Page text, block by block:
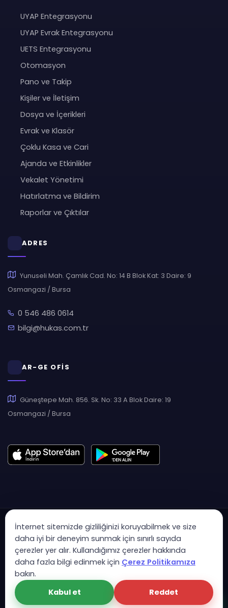
UYAP Entegrasyonu
UYAP Evrak Entegrasyonu
UETS Entegrasyonu
Otomasyon
Pano ve Takip
Kişiler ve İletişim
Dosya ve İçerikleri
Evrak ve Klasör
Çoklu Kasa ve Cari
Ajanda ve Etkinlikler
Vekalet Yönetimi
Hatırlatma ve Bildirim
Raporlar ve Çıktılar
ADRES
Yunuseli Mah. Çamlık Cad. No: 14 B Blok Kat: 3 Daire: 9
Osmangazi / Bursa
0 546 486 0614
bilgi@hukas.com.tr
AR-GE OFİS
Güneştepe Mah. 856. Sk. No: 33 A Blok Daire: 19
Osmangazi / Bursa
Copyright © 2007 - 2026 Hukas | Hukuk Asistan • Tüm Hakları
Saklıdır
KVK Aydınlatma MetniGizlilik PolitikasıGüvenlik Sözleşmesi
Çerez Politikası
İnternet sitemizde gizliliğinizi koruyabilmek ve size
daha iyi bir deneyim sunmak için sınırlı sayıda
çerezler yer alır. Kullandığımız çerezler hakkında
daha fazla bilgi edinmek için Çerez Politikamıza
bakın.
Kabul et
Reddet